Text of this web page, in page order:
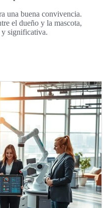
una buena convivencia.
el dueño y la mascota,
y significativa.